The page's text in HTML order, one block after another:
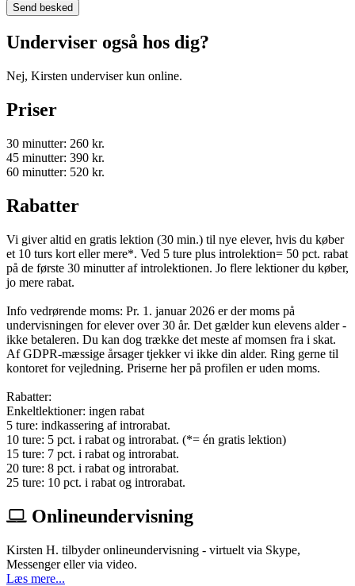
Underviser også hos dig?
Nej, Kirsten underviser kun online.
Priser
30 minutter: 260 kr.
45 minutter: 390 kr.
60 minutter: 520 kr.
Rabatter
Vi giver altid en gratis lektion (30 min.) til nye elever, hvis du køber
et 10 turs kort eller mere*. Ved 5 ture plus introlektion= 50 pct. rabat
på de første 30 minutter af introlektionen. Jo flere lektioner du køber,
jo mere rabat.
Info vedrørende moms: Pr. 1. januar 2026 er der moms på
undervisningen for elever over 30 år. Det gælder kun elevens alder -
ikke betaleren. Du kan dog trække det meste af momsen fra i skat.
Af GDPR-mæssige årsager tjekker vi ikke din alder. Ring gerne til
kontoret for vejledning. Priserne her på profilen er uden moms.
Rabatter:
Enkeltlektioner: ingen rabat
5 ture: indkassering af introrabat.
10 ture: 5 pct. i rabat og introrabat. (*= én gratis lektion)
15 ture: 7 pct. i rabat og introrabat.
20 ture: 8 pct. i rabat og introrabat.
25 ture: 10 pct. i rabat og introrabat.
Onlineundervisning
Kirsten H. tilbyder onlineundervisning - virtuelt via Skype,
Messenger eller via video.
Læs mere...